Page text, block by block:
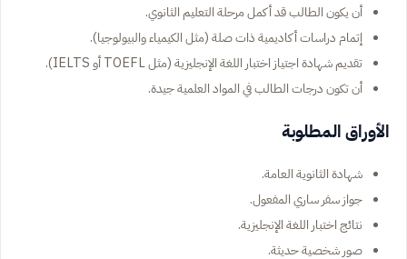
أن يكون الطالب قد أكمل مرحلة التعليم الثانوي.
إتمام دراسات أكاديمية ذات صلة (مثل الكيمياء والبيولوجيا).
تقديم شهادة اجتياز اختبار اللغة الإنجليزية (مثل TOEFL أو IELTS).
أن تكون درجات الطالب في المواد العلمية جيدة.
الأوراق المطلوبة
شهادة الثانوية العامة.
جواز سفر ساري المفعول.
نتائج اختبار اللغة الإنجليزية.
صور شخصية حديثة.